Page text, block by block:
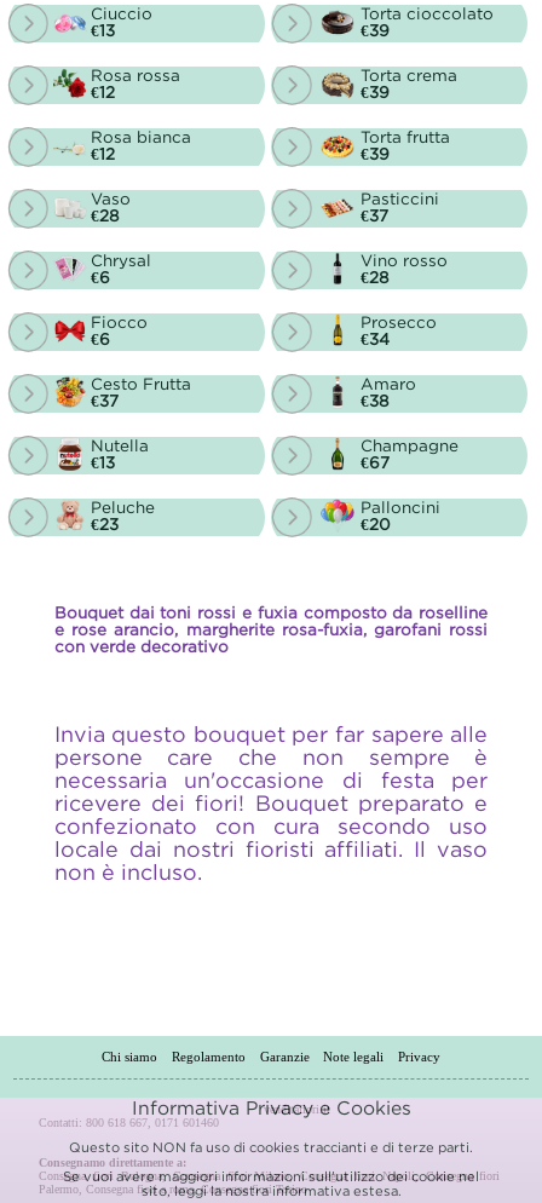
Ciuccio
€13
Rosa rossa
€12
Rosa bianca
€12
Vaso
€28
Chrysal
€6
Fiocco
€6
Cesto Frutta
€37
Nutella
€13
Peluche
€23
Torta cioccolato
€39
Torta crema
€39
Torta frutta
€39
Pasticcini
€37
Vino rosso
€28
Prosecco
€34
Amaro
€38
Champagne
€67
Palloncini
€20
Bouquet dai toni rossi e fuxia composto da roselline
e rose arancio, margherite rosa-fuxia, garofani rossi
con verde decorativo
Invia questo bouquet per far sapere alle
persone care che non sempre è
necessaria un'occasione di festa per
ricevere dei fiori! Bouquet preparato e
confezionato con cura secondo uso
locale dai nostri fioristi affiliati. Il vaso
non è incluso.
Chi siamo Regolamento Garanzie Note legali Privacy
venditafiori.it
Contatti: 800 618 667, 0171 601460
Consegnamo direttamente a:
Consegna fiori Bologna,Consegna fiori Milano,Consegna fiori Napoli,Consegna fiori
Palermo ,Consegna fiori a roma,Consegna fiori Torino
Informativa Privacy e Cookies
Questo sito NON fa uso di cookies traccianti e di terze parti.
Se vuoi avere maggiori informazioni sull'utilizzo dei cookie nel
sito, leggi la nostrainformativa estesa.